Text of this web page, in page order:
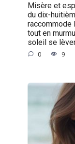
Misère et
du dix-
raccommode
tout en
soleil se
0 9